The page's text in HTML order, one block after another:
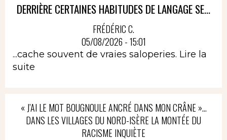
DERRIÈRE CERTAINES HABITUDES DE LANGAGE SE...
FRÉDÉRIC C.
05/08/2026 - 15:01
...cache souvent de vraies saloperies. Lire la
suite
« J’AI LE MOT BOUGNOULE ANCRÉ DANS MON CRÂNE »…
DANS LES VILLAGES DU NORD-ISÈRE LA MONTÉE DU
RACISME INQUIÈTE